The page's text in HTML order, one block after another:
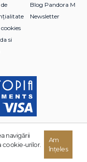
si
Blog Pandora M
Newsletter
rezervate.
navigării
cookie-urilor.
Am
înțeles